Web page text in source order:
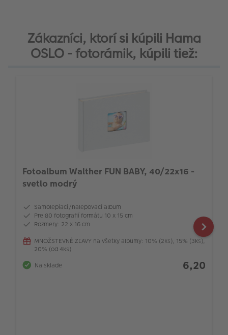
Zákazníci, ktorí si kúpili Hama
OSLO - fotorámik, kúpili tiež:
Fotoalbum Walther FUN BABY, 40/22x16 -
svetlo modrý
Samolepiaci/nalepovací album
Pre 80 fotografií formátu 10 x 15 cm
Rozmery: 22 x 16 cm
MNOŽSTEVNÉ ZĽAVY na všetky albumy: 10% (2ks), 15% (3ks),
20% (od 4ks)
Na sklade
6,20